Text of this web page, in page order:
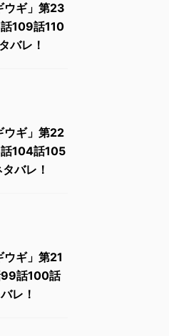
ウギ」第23
109話110
バレ！
ウギ」第22
104話105
バレ！
ウギ」第21
話100話
レ！